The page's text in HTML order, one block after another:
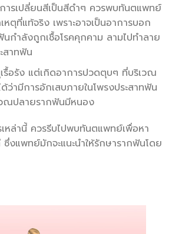
ารเปลี่ยนสีเป็นสีดำๆ ควรพบทันตแพทย์
หตุที่แท้จริง เพราะอาจเป็นอาการบอก
กำลังถูกเชื้อโรคคุกคาม ลามไปทำลาย
สาทฟัน
อรัง แต่เกิดอาการปวดตุบๆ ที่บริเวณ
ว่ามีการอักเสบภายในโพรงประสาทฟัน
ณปลายรากฟันมีหนอง
นี้ ควรรีบไปพบทันตแพทย์เพื่อหา
งแพทย์มักจะแนะนำให้รักษารากฟันโดย